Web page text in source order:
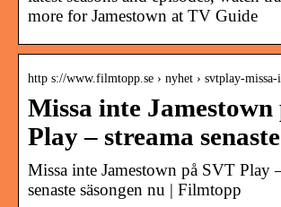
more for Jamestown at TV Guide
http s://www.filmtopp.se › nyhet › svtplay-missa-
Missa inte Jamestown
Play – streama
Missa inte Jamestown på SVT Play
senaste säsongen nu | Filmtopp